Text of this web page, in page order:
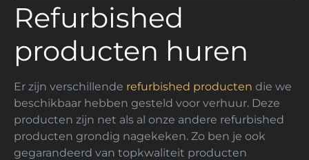
Refurbished
producten huren
Er zijn verschillende refurbished producten die we
beschikbaar hebben gesteld voor verhuur. Deze
producten zijn net als al onze andere refurbished
producten grondig nagekeken. Zo ben je ook
gegarandeerd van topkwaliteit producten